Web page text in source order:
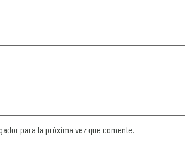
para la próxima vez que comente.